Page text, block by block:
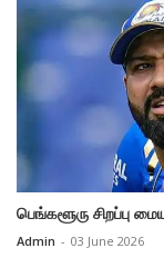
பெங்களூரு சிறப்பு
Admin - 03 June 2026